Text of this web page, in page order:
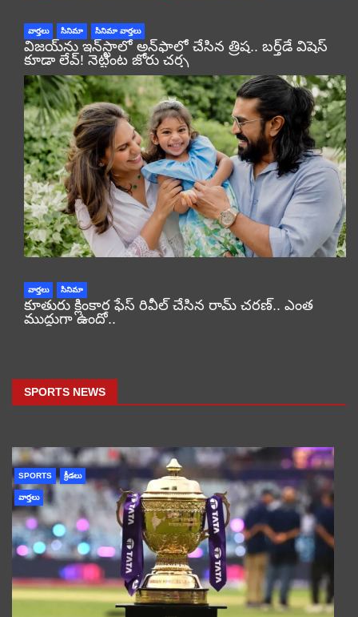
వార్తలు సినిమా సినిమా వార్తలు
విజయ్‌ను ఇన్‌స్టాలో అన్‌ఫాలో చేసిన త్రిష.. బర్త్‌డే విషెస్
కూడా లేవ్! నెట్టింట జోరు చర్చ
వార్తలు సినిమా
కూతురు క్లింకార ఫేస్ రివీల్ చేసిన రామ్ చరణ్.. ఎంత
ముద్దుగా ఉందో..
SPORTS NEWS
SPORTS క్రీడలు
వార్తలు